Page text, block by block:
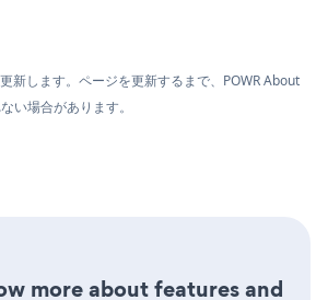
新します。ページを更新するまで、POWR About
い場合があります。
more about features and